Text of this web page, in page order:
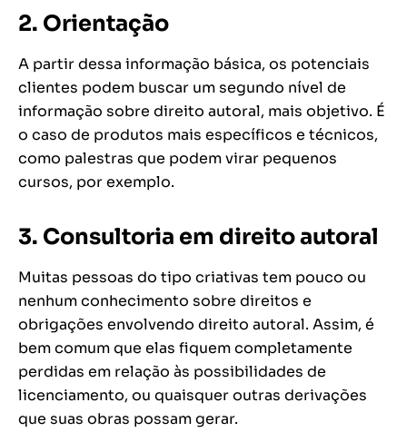
2. Orientação
A partir dessa informação básica, os potenciais
clientes podem buscar um segundo nível de
informação sobre direito autoral, mais objetivo. É
o caso de produtos mais específicos e técnicos,
como palestras que podem virar pequenos
cursos, por exemplo.
3. Consultoria em direito autoral
Muitas pessoas do tipo criativas tem pouco ou
nenhum conhecimento sobre direitos e
obrigações envolvendo direito autoral. Assim, é
bem comum que elas fiquem completamente
perdidas em relação às possibilidades de
licenciamento, ou quaisquer outras derivações
que suas obras possam gerar.